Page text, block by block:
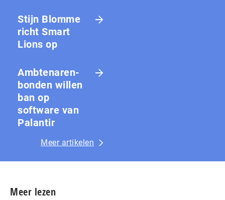
Stijn Blomme
richt Smart
Lions op
Amb­te­na­ren­
bon­den willen
ban op
software van
Palantir
Meer artikelen
Meer lezen